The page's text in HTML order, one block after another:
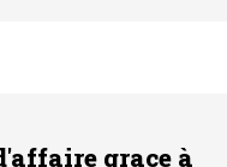
grace à